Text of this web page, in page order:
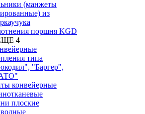
(манжеты
из
поршня KGD
4
типа
"Баргер",
конвейерные
плоские